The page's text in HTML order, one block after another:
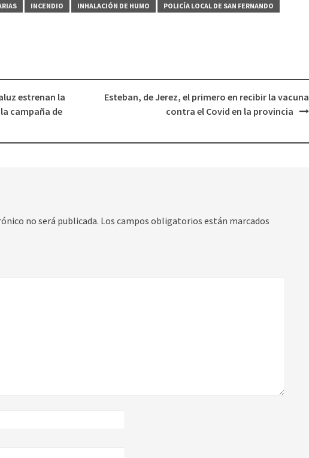
INCENDIO INHALACIÓN DE HUMO
POLICÍA LOCAL DE SAN FERNANDO
estrenan la
campaña de
Esteban, de Jerez, el primero en recibir la vacuna
contra el Covid en la provincia
no será publicada. Los campos obligatorios están marcados